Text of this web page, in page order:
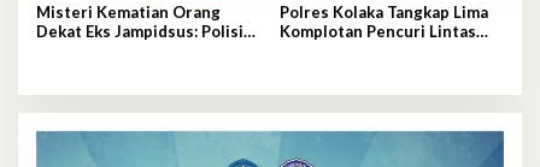
Misteri Kematian Orang
Dekat Eks Jampidsus: Polisi
Polres Kolaka Tangkap Lima
Komplotan Pencuri Lintas